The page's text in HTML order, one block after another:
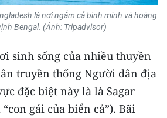
là nơi ngắm cả bình minh và hoàng
Bengal. (Ảnh: Tripadvisor)
sinh sống của nhiều thuyền
truyền thống Người dân địa
đặc biệt này là là Sagar
gái của biển cả”). Bãi